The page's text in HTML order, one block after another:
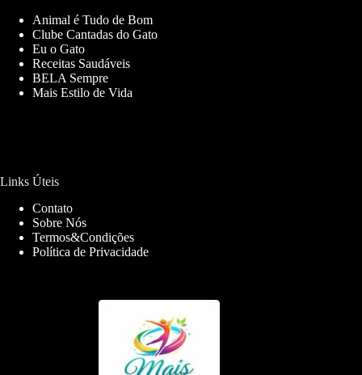
Animal é Tudo de Bom
Clube Cantadas do Gato
Eu o Gato
Receitas Saudáveis
BELA Sempre
Mais Estilo de Vida
Links Úteis
Contato
Sobre Nós
Termos&Condições
Política de Privacidade